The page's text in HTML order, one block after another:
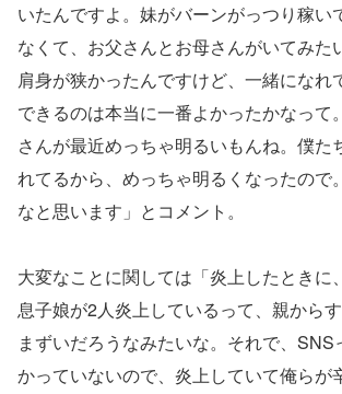
いたんですよ。妹がバーンがっつり稼い
なくて、お父さんとお母さんがいてみた
肩身が狭かったんですけど、一緒になれ
できるのは本当に一番よかったかなって
さんが最近めっちゃ明るいもんね。僕た
れてるから、めっちゃ明るくなったので
なと思います」とコメント。
大変なことに関しては「炎上したときに
息子娘が2人炎上しているって、親から
まずいだろうなみたいな。それで、SNS
かっていないので、炎上していて俺らが